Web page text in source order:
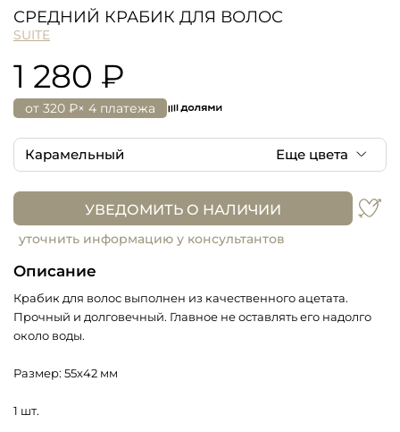
СРЕДНИЙ КРАБИК ДЛЯ ВОЛОС
SUITE
1 280 ₽
от 320 ₽× 4 платежа
Карамельный Еще цвета
Коричневый
УВЕДОМИТЬ О НАЛИЧИИ
уточнить информацию у консультантов
Описание
Крабик для волос выполнен из качественного ацетата.
Прочный и долговечный. Главное не оставлять его надолго
около воды.
Размер: 55x42 мм
1 шт.